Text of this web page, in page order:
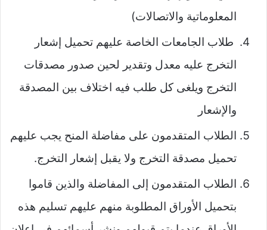
المعلوماتية والاتصالات)
طلاب الجامعات الخاصة عليهم تحميل إشعار
التخرج عليه معدل وتقدير لحين صدور مصدقات
التخرج ويلغى كل طلب فيه اختلاف بين المصدقة
والإشعار
الطلاب المتقدمون على مفاضلة المنح يجب عليهم
تحميل مصدقة التخرج ولا يقبل إشعار التخرج.
الطلاب المتقدمون إلى المفاضلة والذين قاموا
بتحميل الأوراق المطلوبة منهم عليهم تسليم هذه